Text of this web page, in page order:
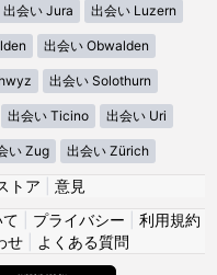
出会い Jura 出会い Luzern
出会い Obwalden
出会い Solothurn
出会い Ticino 出会い Uri
い Zug 出会い Zürich
トア
意見
プライバシー
利用規約
せ| よくある質問